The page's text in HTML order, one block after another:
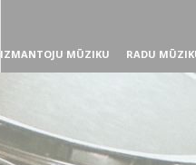
IZMANTOJU MŪZIKU RADU